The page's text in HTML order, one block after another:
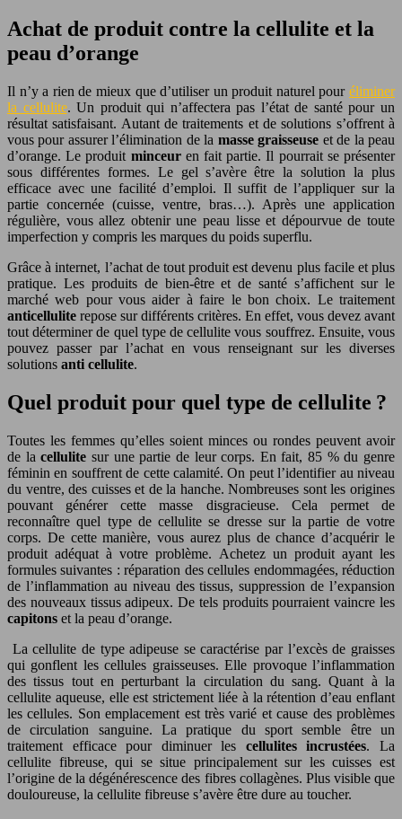
Achat de produit contre la cellulite et la
peau d’orange
Il n’y a rien de mieux que d’utiliser un produit naturel pour éliminer
la cellulite. Un produit qui n’affectera pas l’état de santé pour un
résultat satisfaisant. Autant de traitements et de solutions s’offrent à
vous pour assurer l’élimination de la masse graisseuse et de la peau
d’orange. Le produit minceuren fait partie. Il pourrait se présenter
sous différentes formes. Le gel s’avère être la solution la plus
efficace avec une facilité d’emploi. Il suffit de l’appliquer sur la
partie concernée (cuisse, ventre, bras…). Après une application
régulière, vous allez obtenir une peau lisse et dépourvue de toute
imperfection y compris les marques du poids superflu.
Grâce à internet, l’achat de tout produit est devenu plus facile et plus
pratique. Les produits de bien-être et de santé s’affichent sur le
marché web pour vous aider à faire le bon choix. Le traitement
anticellulite repose sur différents critères. En effet, vous devez avant
tout déterminer de quel type de cellulite vous souffrez. Ensuite, vous
pouvez passer par l’achat en vous renseignant sur les diverses
solutions anti cellulite.
Quel produit pour quel type de cellulite ?
Toutes les femmes qu’elles soient minces ou rondes peuvent avoir
de lacellulite sur une partie de leur corps. En fait, 85 % du genre
féminin en souffrent de cette calamité. On peut l’identifier au niveau
du ventre, des cuisses et de la hanche. Nombreuses sont les origines
pouvant générer cette masse disgracieuse. Cela permet de
reconnaître quel type de cellulite se dresse sur la partie de votre
corps. De cette manière, vous aurez plus de chance d’acquérir le
produit adéquat à votre problème. Achetez un produit ayant les
formules suivantes : réparation des cellules endommagées, réduction
de l’inflammation au niveau des tissus, suppression de l’expansion
des nouveaux tissus adipeux. De tels produits pourraient vaincre les
capitons et la peau d’orange.
La cellulite de type adipeuse se caractérise par l’excès de graisses
qui gonflent les cellules graisseuses. Elle provoque l’inflammation
des tissus tout en perturbant la circulation du sang. Quant à la
cellulite aqueuse, elle est strictement liée à la rétention d’eau enflant
les cellules. Son emplacement est très varié et cause des problèmes
de circulation sanguine. La pratique du sport semble être un
traitement efficace pour diminuer les cellulites incrustées. La
cellulite fibreuse, qui se situe principalement sur les cuisses est
l’origine de la dégénérescence des fibres collagènes. Plus visible que
douloureuse, la cellulite fibreuse s’avère être dure au toucher.